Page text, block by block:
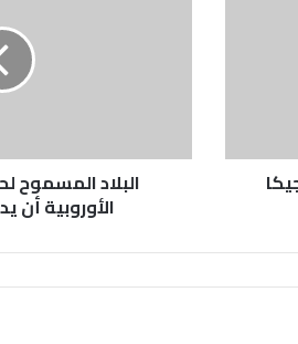
البلاد المسموح
الأوروبية أن